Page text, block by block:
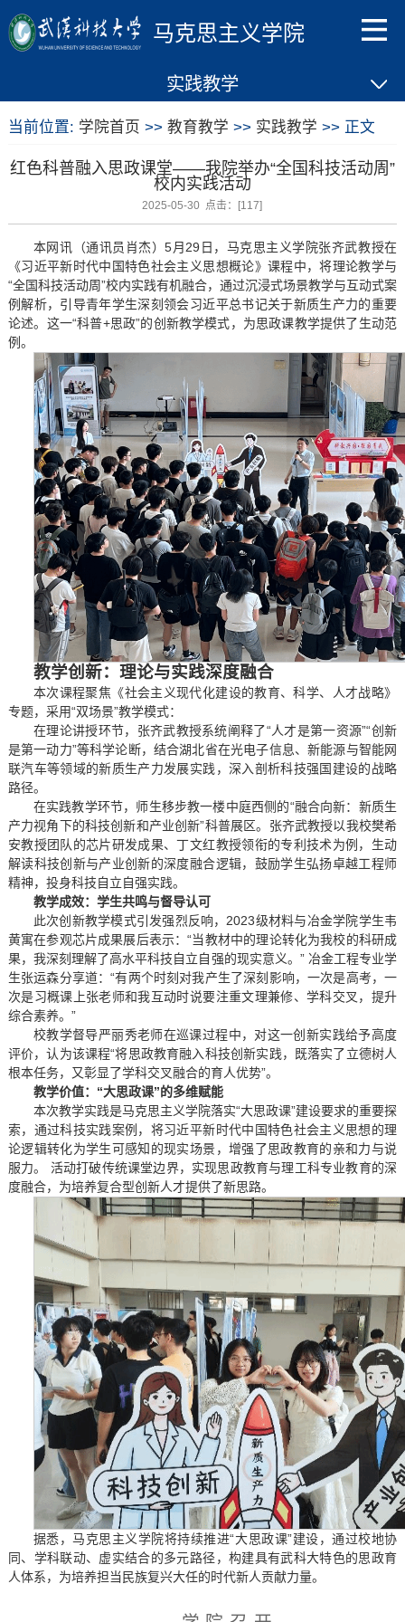
马克思主义学院
实践教学
当前位置: 学院首页 >> 教育教学 >> 实践教学 >> 正文
红色科普融入思政课堂——我院举办“全国科技活动周”
校内实践活动
2025-05-30 点击：[117]
本网讯（通讯员肖杰）5月29日，马克思主义学院张齐武教授在
《习近平新时代中国特色社会主义思想概论》课程中，将理论教学与
“全国科技活动周”校内实践有机融合，通过沉浸式场景教学与互动式案
例解析，引导青年学生深刻领会习近平总书记关于新质生产力的重要
论述。这一“科普+思政”的创新教学模式，为思政课教学提供了生动范
例。
教学创新：理论与实践深度融合
本次课程聚焦《社会主义现代化建设的教育、科学、人才战略》
专题，采用“双场景”教学模式：
在理论讲授环节，张齐武教授系统阐释了“人才是第一资源”“创新
是第一动力”等科学论断，结合湖北省在光电子信息、新能源与智能网
联汽车等领域的新质生产力发展实践，深入剖析科技强国建设的战略
路径。
在实践教学环节，师生移步教一楼中庭西侧的“融合向新：新质生
产力视角下的科技创新和产业创新”科普展区。张齐武教授以我校樊希
安教授团队的芯片研发成果、丁文红教授领衔的专利技术为例，生动
解读科技创新与产业创新的深度融合逻辑，鼓励学生弘扬卓越工程师
精神，投身科技自立自强实践。
教学成效：学生共鸣与督导认可
此次创新教学模式引发强烈反响，2023级材料与冶金学院学生韦
黄寓在参观芯片成果展后表示：“当教材中的理论转化为我校的科研成
果，我深刻理解了高水平科技自立自强的现实意义。” 冶金工程专业学
生张运森分享道：“有两个时刻对我产生了深刻影响，一次是高考，一
次是习概课上张老师和我互动时说要注重文理兼修、学科交叉，提升
综合素养。”
校教学督导严丽秀老师在巡课过程中，对这一创新实践给予高度
评价，认为该课程“将思政教育融入科技创新实践，既落实了立德树人
根本任务，又彰显了学科交叉融合的育人优势”。
教学价值：“大思政课”的多维赋能
本次教学实践是马克思主义学院落实“大思政课”建设要求的重要探
索，通过科技实践案例，将习近平新时代中国特色社会主义思想的理
论逻辑转化为学生可感知的现实场景，增强了思政教育的亲和力与说
服力。 活动打破传统课堂边界，实现思政教育与理工科专业教育的深
度融合，为培养复合型创新人才提供了新思路。
据悉，马克思主义学院将持续推进“大思政课”建设，通过校地协
同、学科联动、虚实结合的多元路径，构建具有武科大特色的思政育
人体系，为培养担当民族复兴大任的时代新人贡献力量。